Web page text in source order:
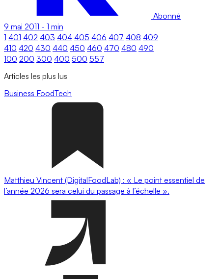
Abonné
9 mai 2011 - 1 min
1 401 402 403 404 405 406 407 408 409
410 420 430 440 450 460 470 480 490
100 200 300 400 500 557
Articles les plus lus
Business FoodTech
Matthieu Vincent (DigitalFoodLab) : « Le point essentiel de
l’année 2026 sera celui du passage à l’échelle ».